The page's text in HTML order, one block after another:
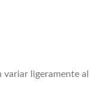
variar ligeramente al